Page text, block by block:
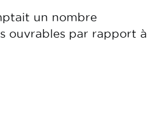
un nombre
ouvrables par rapport à